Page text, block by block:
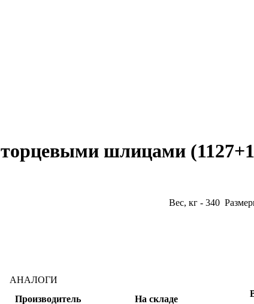
шлицами
Вес, кг - 340
АНАЛОГИ
Производитель На складе